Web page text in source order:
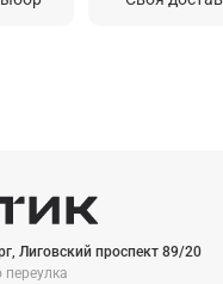
Лиговский проспект 89/20
переулка